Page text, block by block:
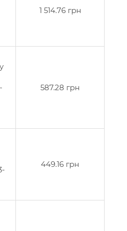
1 514.76 грн
587.28 грн
449.16 грн